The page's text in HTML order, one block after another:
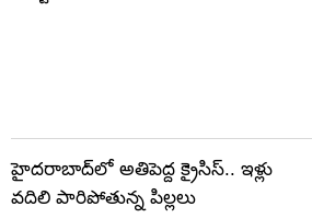
హైదరాబాద్‌లో అతిపెద్ద క్రైసిస్.. ఇళ్లు
వదిలి పారిపోతున్న పిల్లలు